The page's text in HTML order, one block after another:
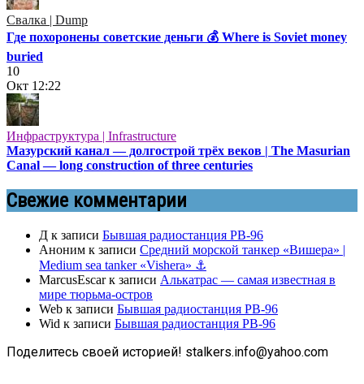
Свалка | Dump
Где похоронены советские деньги 💰 Where is Soviet money
buried
10
Окт 12:22
Инфраструктура | Infrastructure
Мазурский канал — долгострой трёх веков | The Masurian
Canal — long construction of three centuries
Свежие комментарии
Д к записи Бывшая радиостанция РВ-96
Аноним к записи Средний морской танкер «Вишера» |
Medium sea tanker «Vishera» ⚓
MarcusEscarк записи Алькатрас — самая известная в
мире тюрьма-остров
Web к записи Бывшая радиостанция РВ-96
Wid к записи Бывшая радиостанция РВ-96
Поделитесь своей историей! stalkers.info@yahoo.com